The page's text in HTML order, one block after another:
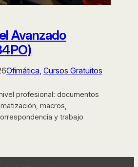
Avanzado
Ofimática Cursos Gratuitos
profesional: documentos
macros,
y trabajo